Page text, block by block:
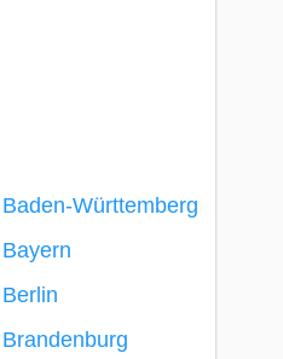
Württemberg